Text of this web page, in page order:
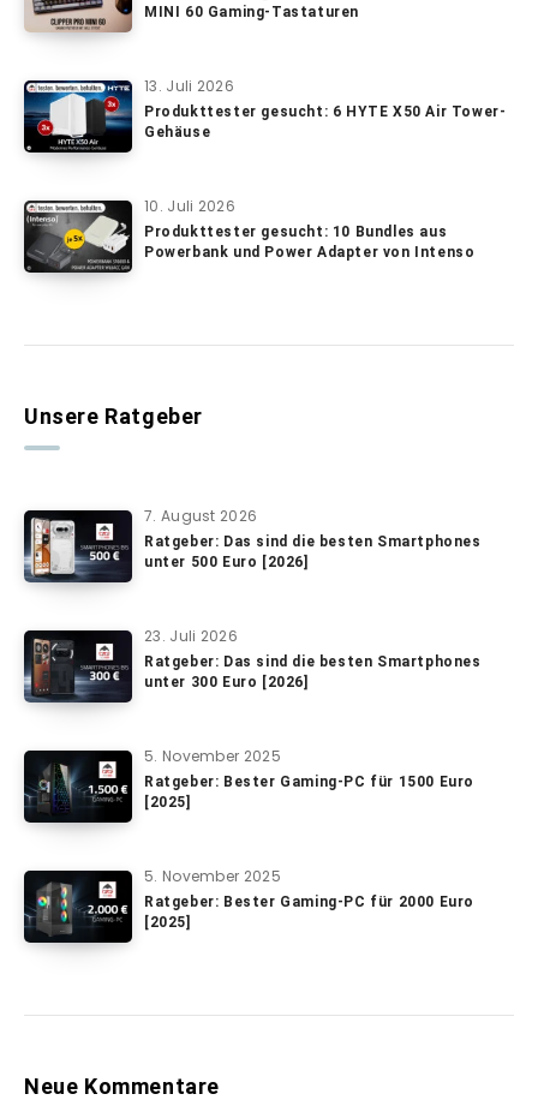
MINI 60 Gaming-Tastaturen
13. Juli 2026
Produkttester gesucht: 6 HYTE X50 Air Tower-
Gehäuse
10. Juli 2026
Produkttester gesucht: 10 Bundles aus
Powerbank und Power Adapter von Intenso
Unsere Ratgeber
7. August 2026
Ratgeber: Das sind die besten Smartphones
unter 500 Euro [2026]
23. Juli 2026
Ratgeber: Das sind die besten Smartphones
unter 300 Euro [2026]
5. November 2025
Ratgeber: Bester Gaming-PC für 1500 Euro
[2025]
5. November 2025
Ratgeber: Bester Gaming-PC für 2000 Euro
[2025]
Neue Kommentare